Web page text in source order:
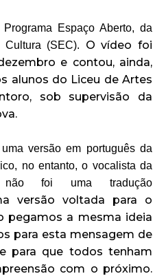
Espaço Aberto, da
(SEC). O vídeo foi
e contou, ainda,
alunos do Liceu de Artes
sob supervisão da
versão em português da
no entanto, o vocalista da
foi uma tradução
versão voltada para o
pegamos a mesma ideia
para esta mensagem de
para que todos tenham
com o próximo.